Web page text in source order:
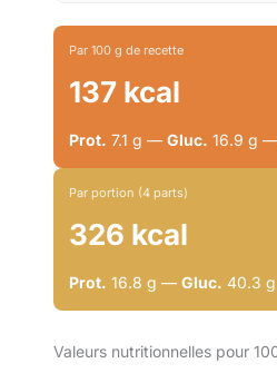
Par 100 g de recette
137 kcal
Prot. 7.1 g — Gluc. 16.9 g —
Par portion (4 parts)
326 kcal
Prot. 16.8 g — Gluc. 40.3
Valeurs nutritionnelles pour